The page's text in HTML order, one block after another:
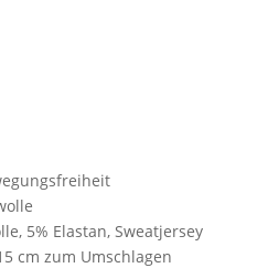
5% Elastan, Sweatjersey
cm zum Umschlagen